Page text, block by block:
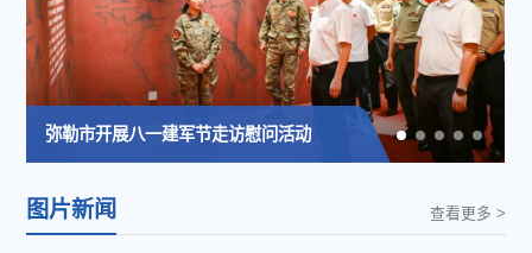
弥勒市开展八一建军节走访慰问活动
图片新闻 查看更多 >